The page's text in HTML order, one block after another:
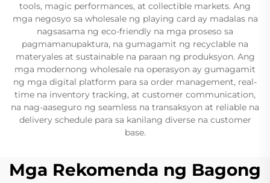
tools, magic performances, at collectible markets. Ang
mga negosyo sa wholesale ng playing card ay madalas na
nagsasama ng eco-friendly na mga proseso sa
pagmamanupaktura, na gumagamit ng recyclable na
materyales at sustainable na paraan ng produksyon. Ang
mga modernong wholesale na operasyon ay gumagamit
ng mga digital platform para sa order management, real-
time na inventory tracking, at customer communication,
na nag-aaseguro ng seamless na transaksyon at reliable na
delivery schedule para sa kanilang diverse na customer
base.
Mga Rekomenda ng Bagong